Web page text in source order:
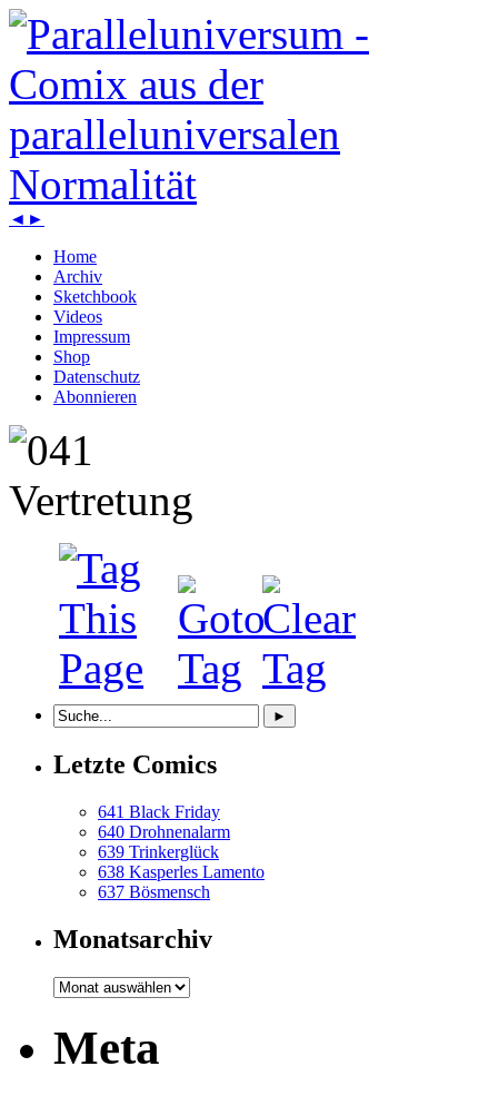
◄ ►
Home
Archiv
Sketchbook
Videos
Impressum
Shop
Datenschutz
Abonnieren
Letzte Comics
641 Black Friday
640 Drohnenalarm
639 Trinkerglück
638 Kasperles Lamento
637 Bösmensch
Monatsarchiv
Monatsarchiv
Meta